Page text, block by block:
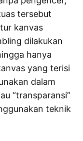
tersebut
kanvas
dilakukan
hanya
yang terisi
dalam
“transparansi”
teknik